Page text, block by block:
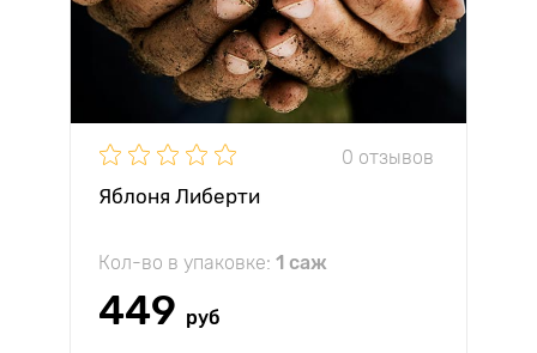
0 отзывов
Яблоня Либерти
Кол-во в упаковке: 1 саж
449 руб